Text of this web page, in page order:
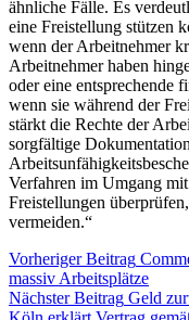
ähnliche Fälle. Es
eine Freistellung stützen
wenn der Arbeitnehmer
Arbeitnehmer haben
oder eine entsprechende
wenn sie während der
stärkt die Rechte der
sorgfältige
Verfahren im Umgang
Freistellungen
vermeiden.“
Vorheriger Beitrag
massiv Arbeitsplätze
Nächster Beitrag Geld